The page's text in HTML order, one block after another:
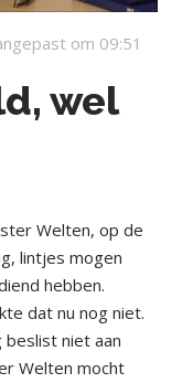
om 09:51
wel
Welten, op de
lintjes mogen
hebben.
dat nu nog niet.
beslist niet aan
Welten mocht